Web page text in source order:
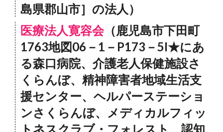
島県郡山市］の法人）
医療法人寛容会（鹿児島市下田町
1763地図06－1－P173－5I★にあ
る森口病院、介護老人保健施設さ
くらんぼ、精神障害者地域生活支
援センター、ヘルパーステーショ
ンさくらんぼ、メディカルフィッ
トネスクラブ・フォレスト、認知